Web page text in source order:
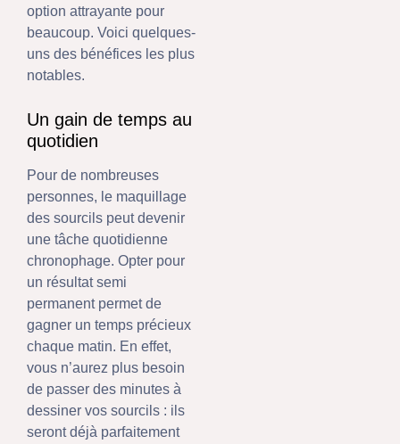
option attrayante pour
beaucoup. Voici quelques-
uns des bénéfices les plus
notables.
Un gain de temps au
quotidien
Pour de nombreuses
personnes, le maquillage
des sourcils peut devenir
une tâche quotidienne
chronophage. Opter pour
un résultat semi
permanent permet de
gagner un temps précieux
chaque matin. En effet,
vous n’aurez plus besoin
de passer des minutes à
dessiner vos sourcils : ils
seront déjà parfaitement